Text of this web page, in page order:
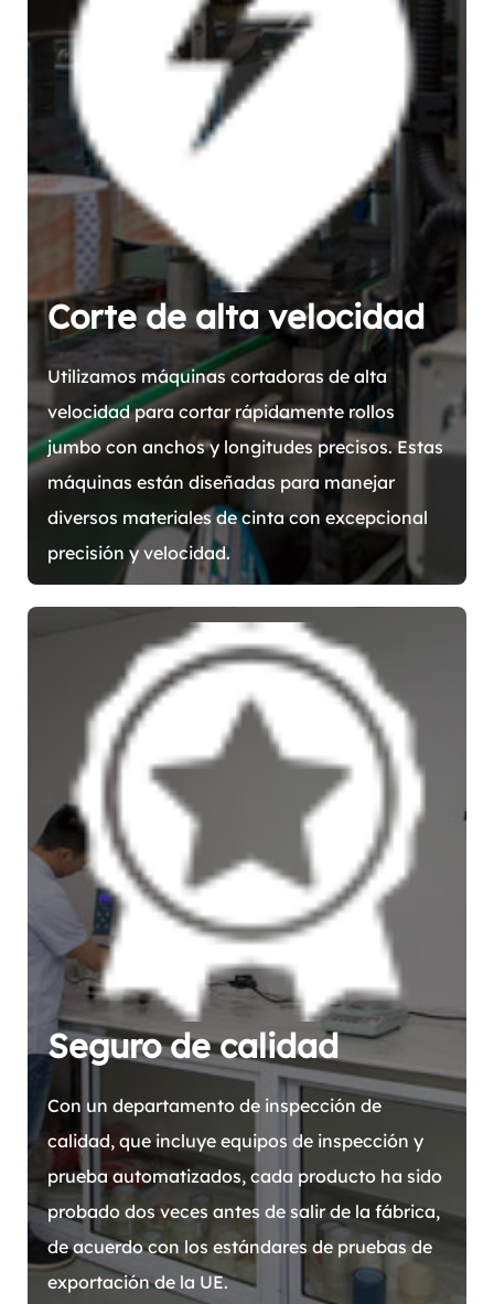
Corte de alta velocidad
Utilizamos máquinas cortadoras de alta
velocidad para cortar rápidamente rollos
jumbo con anchos y longitudes precisos. Estas
máquinas están diseñadas para manejar
diversos materiales de cinta con excepcional
precisión y velocidad.
Seguro de calidad
Con un departamento de inspección de
calidad, que incluye equipos de inspección y
prueba automatizados, cada producto ha sido
probado dos veces antes de salir de la fábrica,
de acuerdo con los estándares de pruebas de
exportación de la UE.